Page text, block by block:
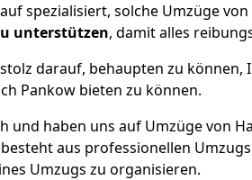
spezialisiert, solche Umzüge
unterstützen, damit alles
darauf, behaupten zu
Pankow bieten zu können.
und haben uns auf Umzüge von
aus professionellen
Umzugs zu organisieren.